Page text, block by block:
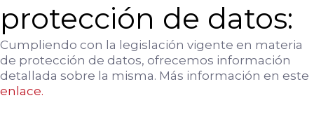
protección de datos:
Cumpliendo con la legislación vigente en materia
de protección de datos, ofrecemos información
detallada sobre la misma. Más información en este
enlace.